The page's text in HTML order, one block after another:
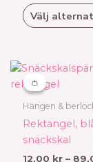
Välj
olika
alternativen
på
produktsidan
👛
👛
Hängen &
Rektangel,
snäckskal
12,00 kr –
Den
här
produkten
flera
varianter.